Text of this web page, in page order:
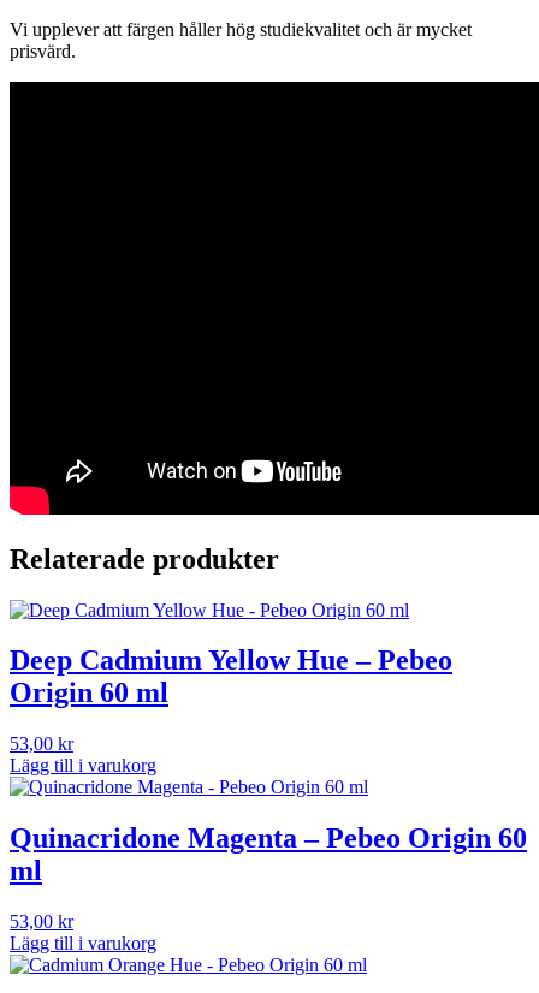
Vi upplever att färgen håller hög studiekvalitet och är mycket
prisvärd.
Relaterade produkter
Deep Cadmium Yellow Hue – Pebeo
Origin 60 ml
53,00 kr
Lägg till i varukorg
Quinacridone Magenta – Pebeo Origin 60
ml
53,00 kr
Lägg till i varukorg